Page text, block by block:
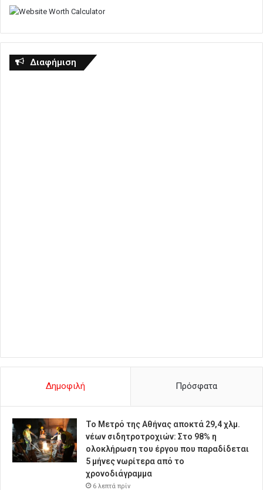
Διαφήμιση
Δημοφιλή Πρόσφατα
Το Μετρό της Αθήνας αποκτά 29,4 χλμ.
νέων σιδητροτροχιών: Στο 98% η
ολοκλήρωση του έργου που παραδίδεται
5 μήνες νωρίτερα από το
χρονοδιάγραμμα
6 λεπτά πρίν